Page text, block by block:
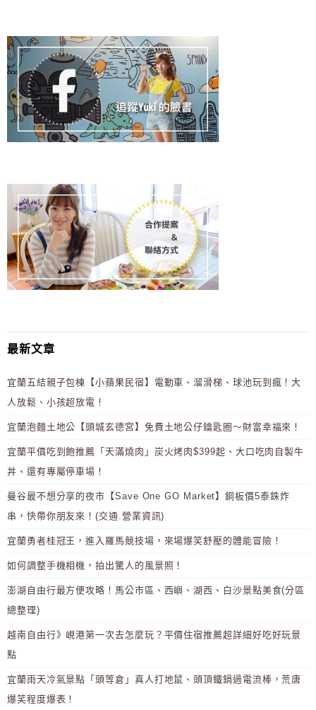
最新文章
宜蘭五結親子包棟【小蘋果民宿】電動車、溜滑梯、球池玩到瘋！大
人放鬆、小孩超放電！
宜蘭泡麵土地公【頭城玄德宮】免費土地公仔鑰匙圈～財富幸福來！
宜蘭平價吃到飽推薦「天滿燒肉」炭火烤肉$399起、大口吃肉自製牛
丼、還有專屬停車場！
曼谷最不想分享的夜市【Save One GO Market】銅板價5泰銖炸
串，快帶你朋友來！(交通.營業資訊)
宜蘭勇者桂冠王，進入羅馬競技場，來場爆笑舒壓的體能冒險！
如何調整手機相機，拍出驚人的風景照！
澎湖自由行最方便攻略！馬公市區、西嶼、湖西、白沙景點美食(分區
總整理)
越南自由行》峴港第一次去怎麼玩？平價住宿推薦超詳細好吃好玩景
點
宜蘭雨天冷氣景點「頭等倉」真人打地鼠、頭頂鐵鍋過電流棒，荒唐
爆笑程度爆表！